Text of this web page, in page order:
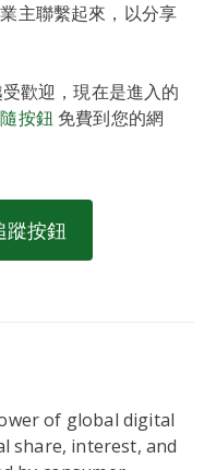
主聯繫起來，以分享
歡迎，現在是進入的
按鈕 免費到您的網
按鈕
of global digital
share, interest, and